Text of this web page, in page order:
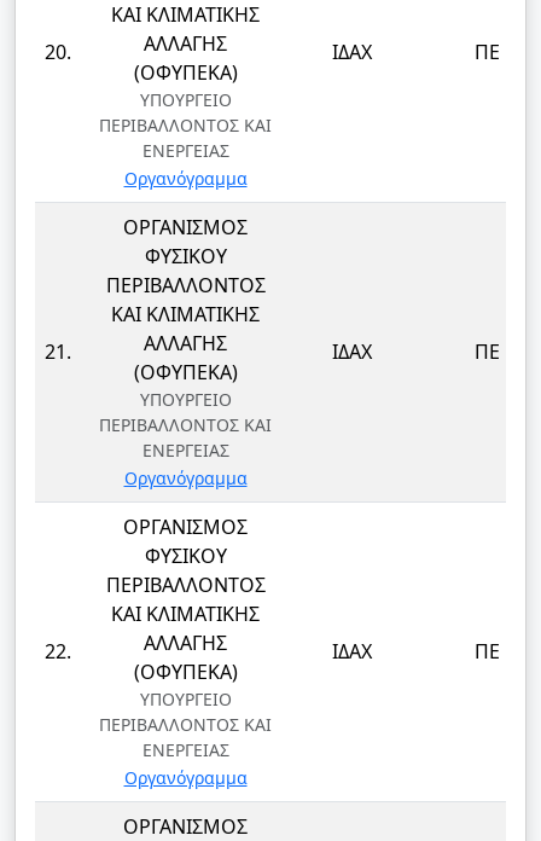
20.
ΚΑΙ ΚΛΙΜΑΤΙΚΗΣ
ΑΛΛΑΓΗΣ
(ΟΦΥΠΕΚΑ)
ΥΠΟΥΡΓΕΙΟ
ΠΕΡΙΒΑΛΛΟΝΤΟΣ ΚΑΙ
ΕΝΕΡΓΕΙΑΣ
Οργανόγραμμα
ΙΔΑΧ ΠΕ
21.
ΟΡΓΑΝΙΣΜΟΣ
ΦΥΣΙΚΟΥ
ΠΕΡΙΒΑΛΛΟΝΤΟΣ
ΚΑΙ ΚΛΙΜΑΤΙΚΗΣ
ΑΛΛΑΓΗΣ
(ΟΦΥΠΕΚΑ)
ΥΠΟΥΡΓΕΙΟ
ΠΕΡΙΒΑΛΛΟΝΤΟΣ ΚΑΙ
ΕΝΕΡΓΕΙΑΣ
Οργανόγραμμα
ΙΔΑΧ ΠΕ
22.
ΟΡΓΑΝΙΣΜΟΣ
ΦΥΣΙΚΟΥ
ΠΕΡΙΒΑΛΛΟΝΤΟΣ
ΚΑΙ ΚΛΙΜΑΤΙΚΗΣ
ΑΛΛΑΓΗΣ
(ΟΦΥΠΕΚΑ)
ΥΠΟΥΡΓΕΙΟ
ΠΕΡΙΒΑΛΛΟΝΤΟΣ ΚΑΙ
ΕΝΕΡΓΕΙΑΣ
Οργανόγραμμα
ΙΔΑΧ ΠΕ
ΟΡΓΑΝΙΣΜΟΣ